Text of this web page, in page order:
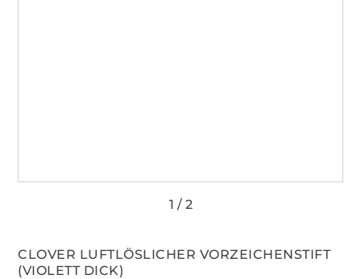
CLOVER LUFTLÖSLICHER VORZEICHENSTIFT
(VIOLETT DICK)